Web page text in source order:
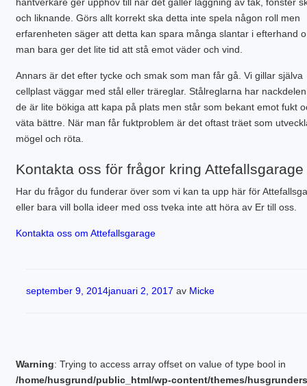
och liknande. Görs allt korrekt ska detta inte spela någon roll men
erfarenheten säger att detta kan spara många slantar i efterhand
man bara ger det lite tid att stå emot väder och vind.
Annars är det efter tycke och smak som man får gå. Vi gillar själva
cellplast väggar med stål eller träreglar. Stålreglarna har
de är lite bökiga att kapa på plats men står som bekant emot fukt
väta bättre. När man får fuktproblem är det oftast träet som
mögel och röta.
Kontakta oss för frågor kring Attefallsgarage
Har du frågor du funderar över som vi kan ta upp här för
eller bara vill bolla ideer med oss tveka inte att höra av Er till oss.
Kontakta oss om Attefallsgarage
Publicerat
september 9, 2014januari 2, 2017 av Micke
Warning: Trying to access array offset on value of type bool in
/home/husgrund/public_html/wp-content/themes/